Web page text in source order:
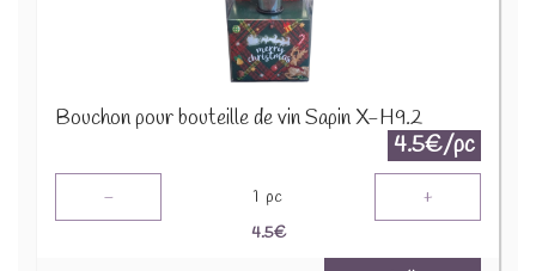
Bouchon pour bouteille de vin Sapin X-H9.2
4.5€/pc
- 1 pc +
4.5€